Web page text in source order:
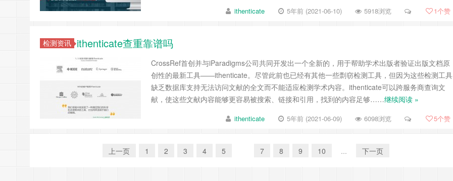
ithenticate 5年前 (2021-06-10) 5918浏览 1个赞
检测资讯 ithenticate查重靠谱吗
CrossRef首创并与iParadigms公司共同开发出一个全新的，用于帮助学术出版者验证出版文档原
创性的最新工具——ithenticate。尽管此前也已经有其他一些剽窃检测工具，但因为这些检测工具
缺乏数据库支持无法访问文献的全文而不能适应检测学术内容。ithenticate可以跨服务商查询文
献，使这些文献内容能够更容易被搜索、链接和引用，找到的内容足够……继续阅读 »
ithenticate 5年前 (2021-06-09) 6098浏览 5个赞
上一页 1 2 3 4 5 7 8 9 10 ... 下一页